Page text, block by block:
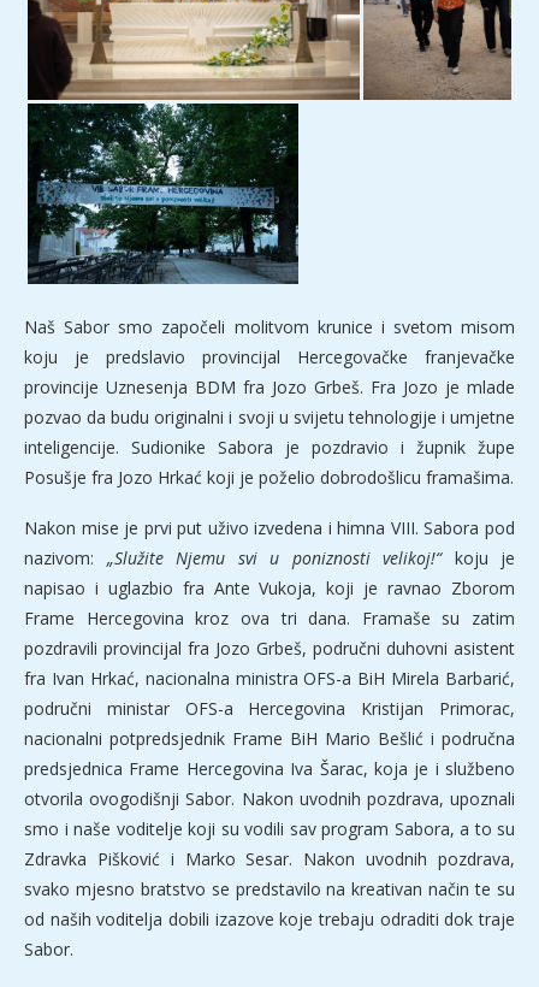
Naš Sabor smo započeli molitvom krunice i svetom misom
koju je predslavio provincijal Hercegovačke franjevačke
provincije Uznesenja BDM fra Jozo Grbeš. Fra Jozo je mlade
pozvao da budu originalni i svoji u svijetu tehnologije i umjetne
inteligencije. Sudionike Sabora je pozdravio i župnik župe
Posušje fra Jozo Hrkać koji je poželio dobrodošlicu framašima.
Nakon mise je prvi put uživo izvedena i himna VIII. Sabora pod
nazivom: „Služite Njemu svi u poniznosti velikoj!“ koju je
napisao i uglazbio fra Ante Vukoja, koji je ravnao Zborom
Frame Hercegovina kroz ova tri dana. Framaše su zatim
pozdravili provincijal fra Jozo Grbeš, područni duhovni asistent
fra Ivan Hrkać, nacionalna ministra OFS-a BiH Mirela Barbarić,
područni ministar OFS-a Hercegovina Kristijan Primorac,
nacionalni potpredsjednik Frame BiH Mario Bešlić i područna
predsjednica Frame Hercegovina Iva Šarac, koja je i službeno
otvorila ovogodišnji Sabor. Nakon uvodnih pozdrava, upoznali
smo i naše voditelje koji su vodili sav program Sabora, a to su
Zdravka Pišković i Marko Sesar. Nakon uvodnih pozdrava,
svako mjesno bratstvo se predstavilo na kreativan način te su
od naših voditelja dobili izazove koje trebaju odraditi dok traje
Sabor.